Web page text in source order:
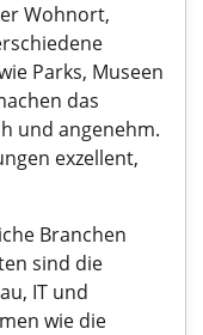
Wohnort,
Parks, Museen
das
und angenehm.
exzellent,
Branchen
sind die
IT und
wie die